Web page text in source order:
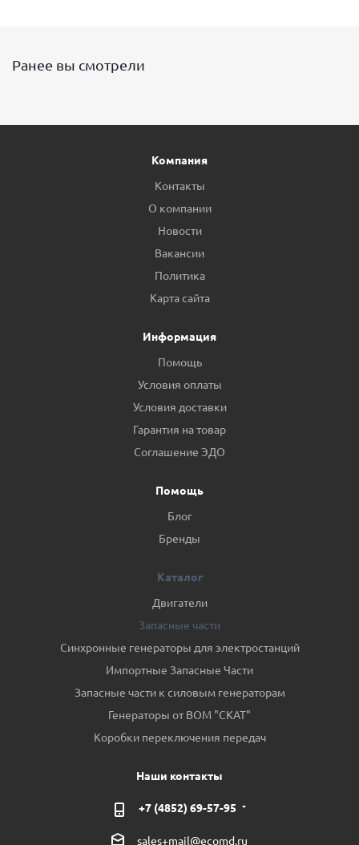
Ранее вы смотрели
Компания
Контакты
О компании
Новости
Вакансии
Политика
Карта сайта
Информация
Помощь
Условия оплаты
Условия доставки
Гарантия на товар
Соглашение ЭДО
Помощь
Блог
Бренды
Каталог
Двигатели
Запасные части
Синхронные генераторы для электростанций
Импортные Запасные Части
Запасные части к силовым генераторам
Генераторы от ВОМ "СКАТ"
Коробки переключения передач
Наши контакты
+7 (4852) 69-57-95
sales+mail@ecomd.ru